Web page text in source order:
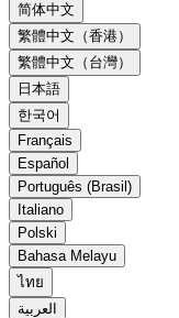
简体中文
繁體中文（香港）
繁體中文（台灣）
日本語
한국어
Français
Español
Português (Brasil)
Italiano
Polski
Bahasa Melayu
ไทย
العربية